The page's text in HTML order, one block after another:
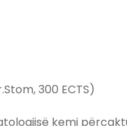
300 ECTS)
kemi